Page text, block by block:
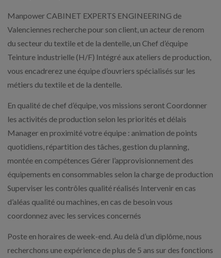
Manpower CABINET EXPERTS ENGINEERING de
Valenciennes recherche pour son client, un acteur de renom
du secteur du textile et de la dentelle, un Chef d’équipe
Teinture industrielle (H/F) Intégré aux ateliers de production,
vous encadrerez une équipe d’ouvriers spécialisés sur les
métiers du textile et de la dentelle.
En qualité de chef d’équipe, vos missions seront Coordonner
les activités de production selon les priorités et délais
Manager en proximité votre équipe : animation de points
quotidiens, répartition des tâches, gestion du planning,
montée en compétences Gérer l’approvisionnement des
équipements en consommables selon la charge de production
Superviser les contrôles qualité réalisés Intervenir en cas
d’aléas qualité ou machines, en cas de besoin vous
coordonnez avec les services concernés
Poste en horaires de week-end. Au delà d’un diplôme, nous
recherchons une expérience de plus de 5 ans sur des fonctions